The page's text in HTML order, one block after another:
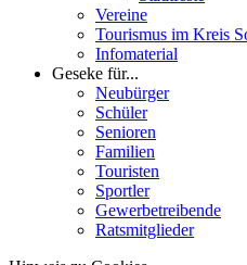
Vereine
Tourismus im Kreis
Infomaterial
Geseke für...
Neubürger
Schüler
Senioren
Familien
Touristen
Sportler
Gewerbetreibende
Ratsmitglieder